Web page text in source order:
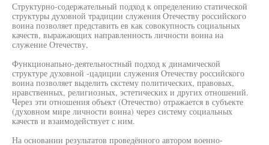
Структурно-содержательный подход к определению статической
структуры духовной традиции служения Отечеству российского
воина позволяет представить ев как совокупность социальных
качеств, выражающих направленность личности воина на
служение Отечеству,
Функционапьно-деятельностный подход к динамической
структуре духовной -цадиции служения Отечеству российского
воина позволяет выделить скстему политических, правовых,
нравственных, религиозных, эстетических и других отношений.
Через эти отношения объект (Отечество) отражается в субъекте
(духовном мире личности воина) через систему социальных
качеств и взаимодействует с ним.
На основании результатов проведённого автором военно-